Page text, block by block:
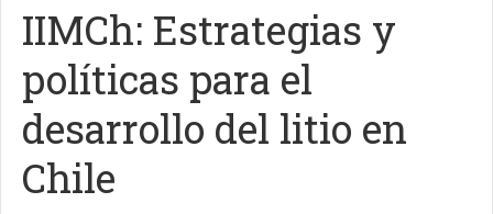
IIMCh: Estrategias y
políticas para el
desarrollo del litio en
Chile